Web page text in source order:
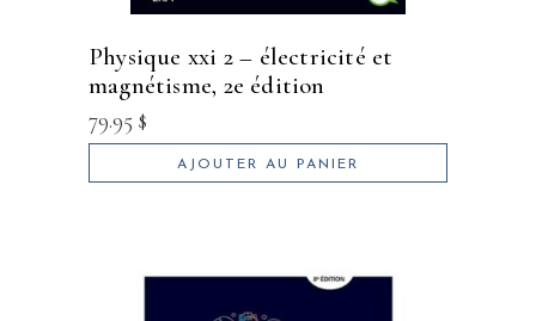
physique xxi 2 – électricité et
magnétisme, 2e édition
79.95 $
AJOUTER AU PANIER